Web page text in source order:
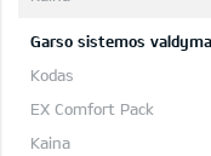
Garso sistemos